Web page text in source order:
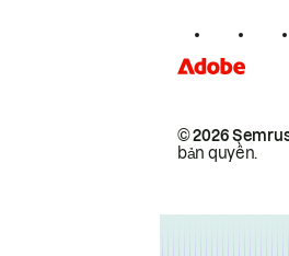
© 2026
bản quyền.